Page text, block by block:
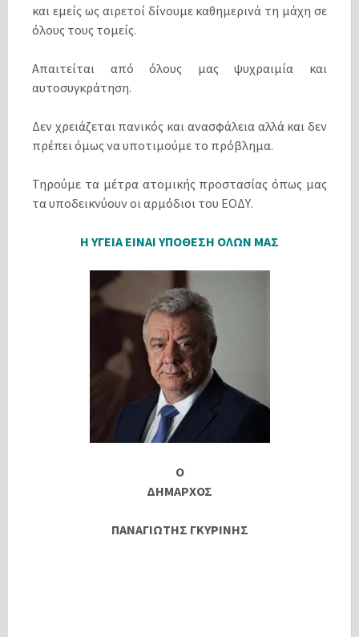
και εμείς ως αιρετοί δίνουμε καθημερινά τη μάχη σε
όλους τους τομείς.
Απαιτείται από όλους μας ψυχραιμία και
αυτοσυγκράτηση.
Δεν χρειάζεται πανικός και ανασφάλεια αλλά και δεν
πρέπει όμως να υποτιμούμε το πρόβλημα.
Τηρούμε τα μέτρα ατομικής προστασίας όπως μας
τα υποδεικνύουν οι αρμόδιοι του ΕΟΔΥ.
Η ΥΓΕΙΑ ΕΙΝΑΙ ΥΠΟΘΕΣΗ ΟΛΩΝ ΜΑΣ
Ο
ΔΗΜΑΡΧΟΣ
ΠΑΝΑΓΙΩΤΗΣ ΓΚΥΡΙΝΗΣ